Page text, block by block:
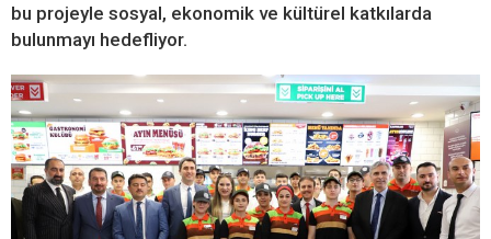
bu projeyle sosyal, ekonomik ve kültürel katkılarda
bulunmayı hedefliyor.